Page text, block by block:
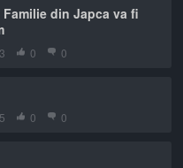
din Japca va fi
0 0
0 0